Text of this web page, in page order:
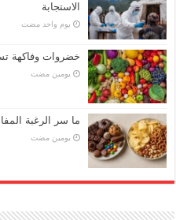
الاستجابة
‏يوم واحد مضت
خضروات وفاكهة
‏يومين مضت
ما سر الرغبة
‏يومين مضت